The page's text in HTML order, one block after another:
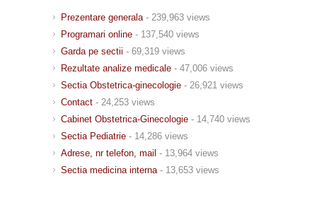
Prezentare generala - 239,963 views
Programari online - 137,540 views
Garda pe sectii - 69,319 views
Rezultate analize medicale - 47,006 views
Sectia Obstetrica-ginecologie - 26,921 views
Contact - 24,253 views
Cabinet Obstetrica-Ginecologie - 14,740 views
Sectia Pediatrie - 14,286 views
Adrese, nr telefon, mail - 13,964 views
Sectia medicina interna - 13,653 views